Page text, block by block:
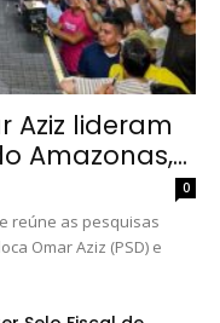
Aziz lideram
Amazonas,...
0
reúne as pesquisas
Omar Aziz (PSD) e